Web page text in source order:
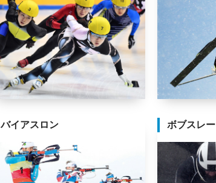
バイアスロン ボブスレー